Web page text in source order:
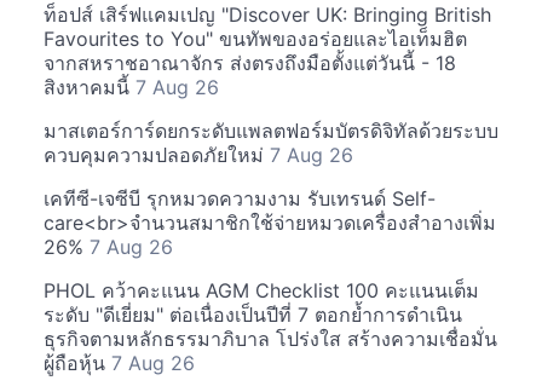
ท็อปส์ เสิร์ฟแคมเปญ "Discover UK: Bringing British
Favourites to You" ขนทัพของอร่อยและไอเท็มฮิต
จากสหราชอาณาจักร ส่งตรงถึงมือตั้งแต่วันนี้ - 18
สิงหาคมนี้ 7 Aug 26
มาสเตอร์การ์ดยกระดับแพลตฟอร์มบัตรดิจิทัลด้วยระบบ
ควบคุมความปลอดภัยใหม่ 7 Aug 26
เคทีซี-เจซีบี รุกหมวดความงาม รับเทรนด์ Self-
care<br>จำนวนสมาชิกใช้จ่ายหมวดเครื่องสำอางเพิ่ม
26% 7 Aug 26
PHOL คว้าคะแนน AGM Checklist 100 คะแนนเต็ม
ระดับ "ดีเยี่ยม" ต่อเนื่องเป็นปีที่ 7 ตอกย้ำการดำเนิน
ธุรกิจตามหลักธรรมาภิบาล โปร่งใส สร้างความเชื่อมั่น
ผู้ถือหุ้น 7 Aug 26